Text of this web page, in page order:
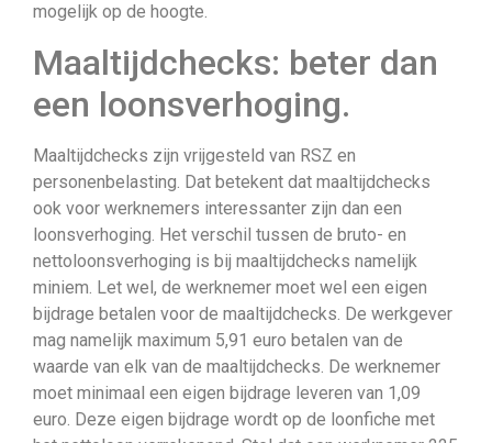
mogelijk op de hoogte.
Maaltijdchecks: beter dan
een loonsverhoging.
Maaltijdchecks zijn vrijgesteld van RSZ en
personenbelasting. Dat betekent dat maaltijdchecks
ook voor werknemers interessanter zijn dan een
loonsverhoging. Het verschil tussen de bruto- en
nettoloonsverhoging is bij maaltijdchecks namelijk
miniem. Let wel, de werknemer moet wel een eigen
bijdrage betalen voor de maaltijdchecks. De werkgever
mag namelijk maximum 5,91 euro betalen van de
waarde van elk van de maaltijdchecks. De werknemer
moet minimaal een eigen bijdrage leveren van 1,09
euro. Deze eigen bijdrage wordt op de loonfiche met